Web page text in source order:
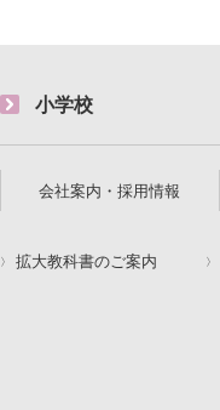
小学校
会社案内・採用情報
拡大教科書のご案内